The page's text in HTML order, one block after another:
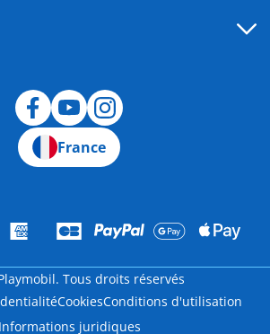
France
Tous droits réservés
CookiesConditions d'utilisation
Informations juridiques